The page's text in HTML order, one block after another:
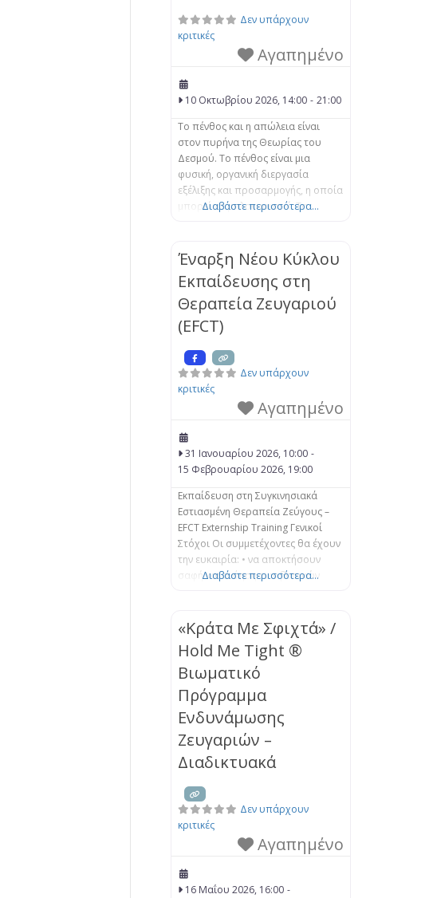
Δεν υπάρχουν
κριτικές
Αγαπημένο
10 Οκτωβρίου 2026, 14:00 - 21:00
Το πένθος και η απώλεια είναι
στον πυρήνα της Θεωρίας του
Δεσμού. Το πένθος είναι μια
φυσική, οργανική διεργασία
εξέλιξης και προσαρμογής, η οποία
μπορεί να μπλοκαριστεί. Τα
αφήνοντάς το αποσυνδεδεμένο
από τον εαυτό του και τους
άλλους, καθώς και συναισθηματικά
εγκλωβισμένο. Σε αυτό το
μονοήμερο σεμινάριο εξετάζεται ο
τρόπος με τον
Διαβάστε περισσότερα...
Έναρξη Νέου Κύκλου
Εκπαίδευσης στη
Θεραπεία Ζευγαριού
(EFCT)
Δεν υπάρχουν
κριτικές
Αγαπημένο
31 Ιανουαρίου 2026, 10:00 -
15 Φεβρουαρίου 2026, 19:00
Εκπαίδευση στη Συγκινησιακά
Εστιασμένη Θεραπεία Ζεύγους –
EFCT Externship Training Γενικοί
Στόχοι Οι συμμετέχοντες θα έχουν
την ευκαιρία: • να αποκτήσουν
σαφή κατανόηση των βασικών
Προσωποκεντρικής Προσέγγισης
της Συγκινησιακά Εστιασμένης
Θεραπείας για ζευγάρια– EFCT. • να
μπορούν να αντιλαμβάνονται τη
δυσφορία στο ζευγάρι με βάση τη
Θεωρία του Δεσμού και να
βοηθούν τους συντρόφους
Διαβάστε περισσότερα...
«Κράτα Με Σφιχτά» /
Hold Me Tight ®
Βιωματικό
Πρόγραμμα
Ενδυνάμωσης
Ζευγαριών –
Διαδικτυακά
Δεν υπάρχουν
κριτικές
Αγαπημένο
16 Μαΐου 2026, 16:00 -